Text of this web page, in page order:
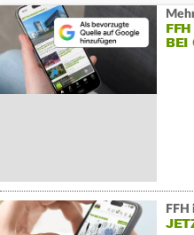
BEI
FFH